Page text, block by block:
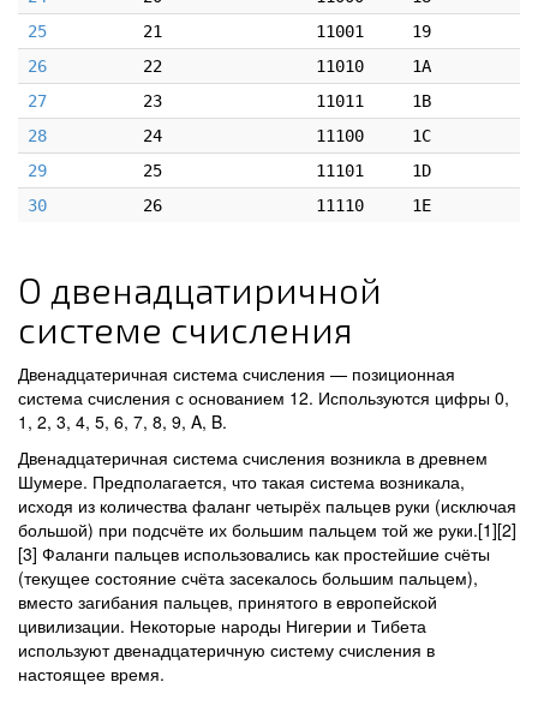
25
21 11001
19
26
22 11010
1A
27
23 11011
1B
28
24 11100
1C
29
25 11101
1D
30
26 11110 1E
О двенадцатиричной
системе счисления
Двенадцатеричная система счисления — позиционная
система счисления с основанием 12. Используются цифры 0,
1, 2, 3, 4, 5, 6, 7, 8, 9, A, B.
Двенадцатеричная система счисления возникла в древнем
Шумере. Предполагается, что такая система возникала,
исходя из количества фаланг четырёх пальцев руки (исключая
большой) при подсчёте их большим пальцем той же руки.[1][2]
[3] Фаланги пальцев использовались как простейшие счёты
(текущее состояние счёта засекалось большим пальцем),
вместо загибания пальцев, принятого в европейской
цивилизации. Некоторые народы Нигерии и Тибета
используют двенадцатеричную систему счисления в
настоящее время.